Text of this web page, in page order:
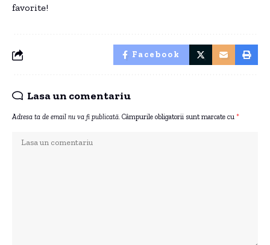
favorite!
Facebook
Lasa un comentariu
Adresa ta de email nu va fi publicată. Câmpurile obligatorii sunt marcate cu *